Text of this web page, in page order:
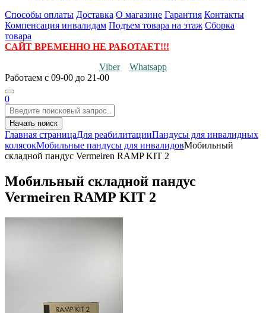
Способы оплаты Доставка О магазине Гарантия Контакты
Компенсация инвалидам Подъем товара на этаж Сборка
товара
САЙТ ВРЕМЕННО НЕ РАБОТАЕТ!!!
Viber
Whatsapp
Работаем с 09-00 до 21-00
0
Начать поиск
Главная страницаДля реабилитацииПандусы для инвалидных
колясокМобильные пандусы для инвалидовМобильный
складной пандус Vermeiren RAMP KIT 2
Мобильный складной пандус
Vermeiren RAMP KIT 2